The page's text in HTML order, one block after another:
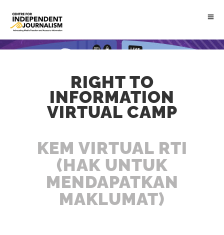
RIGHT TO
INFORMATION
VIRTUAL CAMP
KEM VIRTUAL RTI
(HAK UNTUK
MENDAPATKAN
MAKLUMAT)